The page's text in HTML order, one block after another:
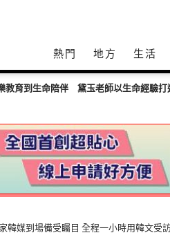
熱門 地方 生活
座圓錐角膜中心 守護國人視力健康
家韓媒到場備受矚目 全程一小時用韓文受